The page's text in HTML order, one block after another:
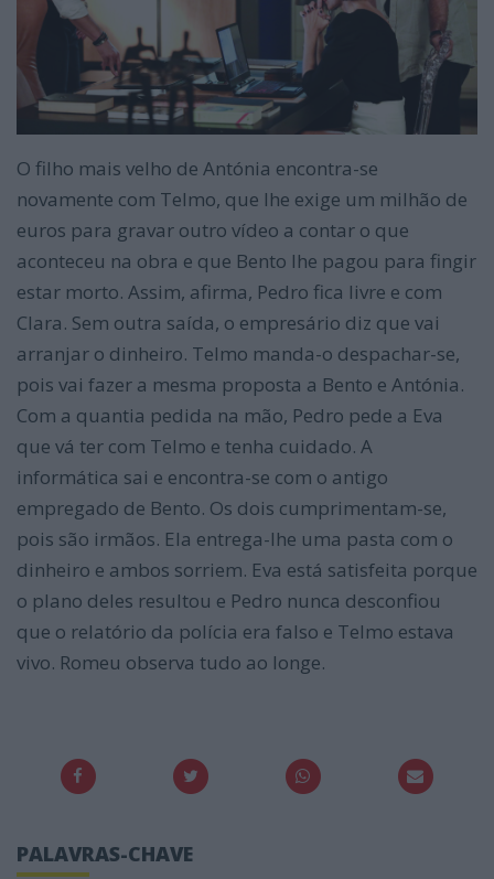
O filho mais velho de Antónia encontra-se
novamente com Telmo, que lhe exige um milhão de
euros para gravar outro vídeo a contar o que
aconteceu na obra e que Bento lhe pagou para fingir
estar morto. Assim, afirma, Pedro fica livre e com
Clara. Sem outra saída, o empresário diz que vai
arranjar o dinheiro. Telmo manda-o despachar-se,
pois vai fazer a mesma proposta a Bento e Antónia.
Com a quantia pedida na mão, Pedro pede a Eva
que vá ter com Telmo e tenha cuidado. A
informática sai e encontra-se com o antigo
empregado de Bento. Os dois cumprimentam-se,
pois são irmãos. Ela entrega-lhe uma pasta com o
dinheiro e ambos sorriem. Eva está satisfeita porque
o plano deles resultou e Pedro nunca desconfiou
que o relatório da polícia era falso e Telmo estava
vivo. Romeu observa tudo ao longe.
PALAVRAS-CHAVE